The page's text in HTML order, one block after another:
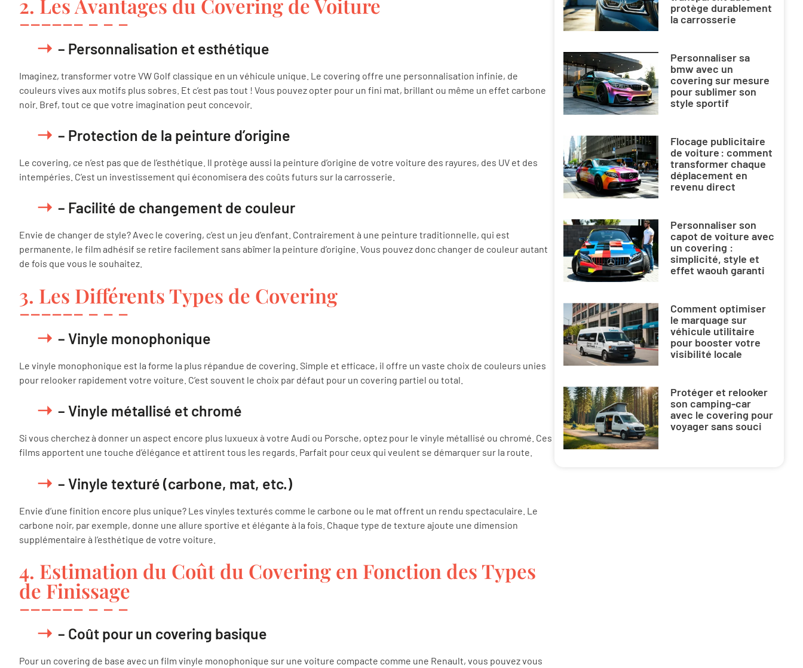
– Personnalisation et esthétique
Imaginez, transformer votre VW Golf classique en un véhicule unique. Le covering offre une personnalisation infinie, de
couleurs vives aux motifs plus sobres. Et c’est pas tout ! Vous pouvez opter pour un fini mat, brillant ou même un effet carbone
noir. Bref, tout ce que votre imagination peut concevoir.
– Protection de la peinture d’origine
Le covering, ce n’est pas que de l’esthétique. Il protège aussi la peinture d’origine de votre voiture des rayures, des UV et des
intempéries. C’est un investissement qui économisera des coûts futurs sur la carrosserie.
– Facilité de changement de couleur
Envie de changer de style? Avec le covering, c’est un jeu d’enfant. Contrairement à une peinture traditionnelle, qui est
permanente, le film adhésif se retire facilement sans abîmer la peinture d’origine. Vous pouvez donc changer de couleur autant
de fois que vous le souhaitez.
3. Les Différents Types de Covering
– Vinyle monophonique
Le vinyle monophonique est la forme la plus répandue de covering. Simple et efficace, il offre un vaste choix de couleurs unies
pour relooker rapidement votre voiture. C’est souvent le choix par défaut pour un covering partiel ou total.
– Vinyle métallisé et chromé
Si vous cherchez à donner un aspect encore plus luxueux à votre Audi ou Porsche, optez pour le vinyle métallisé ou chromé. Ces
films apportent une touche d’élégance et attirent tous les regards. Parfait pour ceux qui veulent se démarquer sur la route.
– Vinyle texturé (carbone, mat, etc.)
Envie d’une finition encore plus unique? Les vinyles texturés comme le carbone ou le mat offrent un rendu spectaculaire. Le
carbone noir, par exemple, donne une allure sportive et élégante à la fois. Chaque type de texture ajoute une dimension
supplémentaire à l’esthétique de votre voiture.
4. Estimation du Coût du Covering en Fonction des Types
de Finissage
– Coût pour un covering basique
Pour un covering de base avec un film vinyle monophonique sur une voiture compacte comme une Renault, vous pouvez vous
protège durablement
la carrosserie
Personnaliser sa
bmw avec un
covering sur mesure
pour sublimer son
style sportif
Flocage publicitaire
de voiture : comment
transformer chaque
déplacement en
revenu direct
Personnaliser son
capot de voiture avec
un covering :
simplicité, style et
effet waouh garanti
Comment optimiser
le marquage sur
véhicule utilitaire
pour booster votre
visibilité locale
Protéger et relooker
son camping-car
avec le covering pour
voyager sans souci